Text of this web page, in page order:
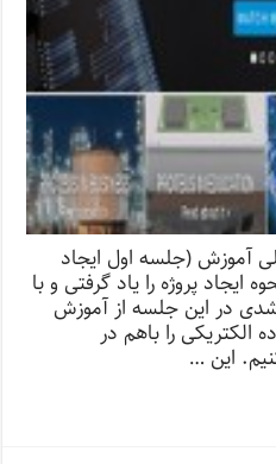
آموزش (جلسه اول ایجاد
ایجاد پروژه را یاد گرفتی و با
آشنا شدی در این جلسه از آموزش
الکتریکی را باهم در
این …